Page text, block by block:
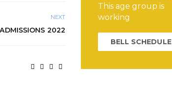
NEXT
2022
This age group is
working
BELL SCHEDULE